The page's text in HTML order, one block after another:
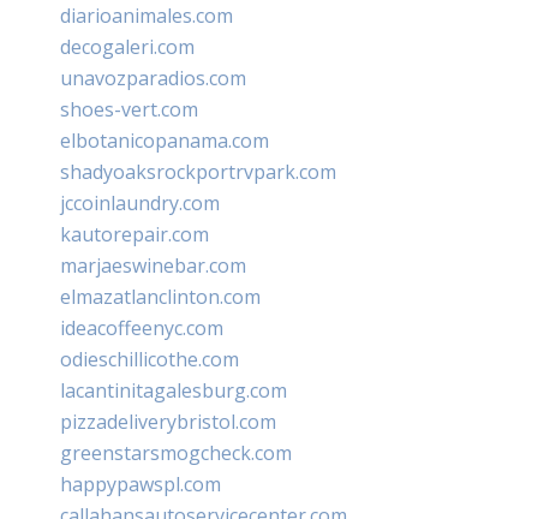
diarioanimales.com
decogaleri.com
unavozparadios.com
shoes-vert.com
elbotanicopanama.com
shadyoaksrockportrvpark.com
jccoinlaundry.com
kautorepair.com
marjaeswinebar.com
elmazatlanclinton.com
ideacoffeenyc.com
odieschillicothe.com
lacantinitagalesburg.com
pizzadeliverybristol.com
greenstarsmogcheck.com
happypawspl.com